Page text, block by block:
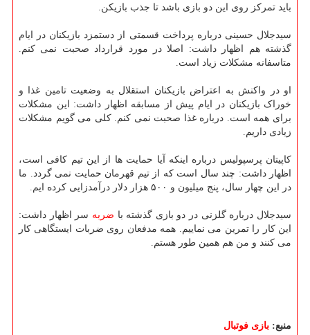
باید تمرکز روی این دو بازی باشد تا جذب بازیکن.
سیدجلال حسینی درباره پرداخت قسمتی از دستمزد بازیکنان در ایام
گذشته هم اظهار داشت: اصلا در مورد قرارداد صحبت نمی کنم.
متاسفانه مشکلات زیاد است.
او در واکنش به اعتراض بازیکنان استقلال به وضعیت تامین غذا و
خوراک بازیکنان در ایام پیش از مسابقه اظهار داشت: این مشکلات
برای همه است. درباره غذا صحبت نمی کنم. کلی می گویم مشکلات
زیادی داریم.
کاپیتان پرسپولیس درباره اینکه آیا حمایت ها از این تیم کافی است،
اظهار داشت: چند سال است که از تیم قهرمان حمایت نمی گردد. ما
در این چهار سال، پنج میلیون و ۵۰۰ هزار دلار درآمدزایی کرده ایم.
سیدجلال درباره گلزنی در دو بازی گذشته با ضربه سر اظهار داشت:
این کار را تمرین می نماییم. همه مدفعان روی ضربات ایستگاهی کار
می کنند و من هم همین طور هستم.
منبع: بازی فوتبال